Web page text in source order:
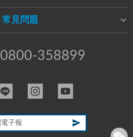
常見問題
0800-358899